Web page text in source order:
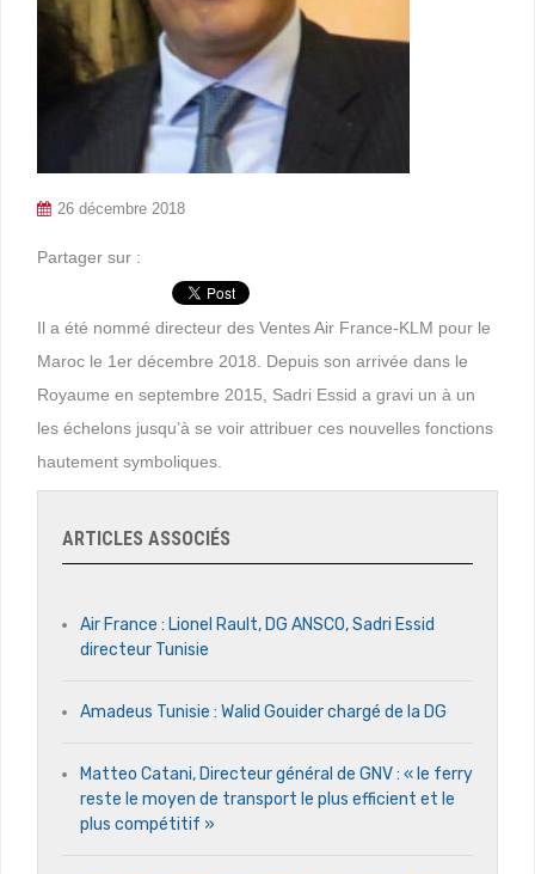
26 décembre 2018
Partager sur :
Il a été nommé directeur des Ventes Air France-KLM pour le
Maroc le 1er décembre 2018. Depuis son arrivée dans le
Royaume en septembre 2015, Sadri Essid a gravi un à un
les échelons jusqu’à se voir attribuer ces nouvelles fonctions
hautement symboliques.
ARTICLES ASSOCIÉS
Air France : Lionel Rault, DG ANSCO, Sadri Essid
directeur Tunisie
Amadeus Tunisie : Walid Gouider chargé de la DG
Matteo Catani, Directeur général de GNV : « le ferry
reste le moyen de transport le plus efficient et le
plus compétitif »